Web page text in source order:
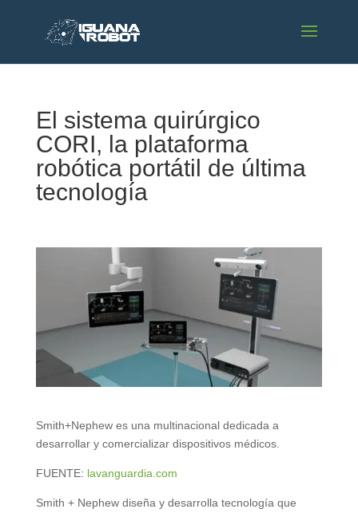
El sistema quirúrgico
CORI, la plataforma
robótica portátil de última
tecnología
Smith+Nephew es una multinacional dedicada a
desarrollar y comercializar dispositivos médicos.
FUENTE: lavanguardia.com
Smith + Nephew diseña y desarrolla tecnología que